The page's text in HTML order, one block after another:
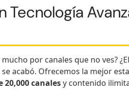
Tecnología
mucho por canales que no ves?
se acabó. Ofrecemos la mejor
20,000 canalesy contenido